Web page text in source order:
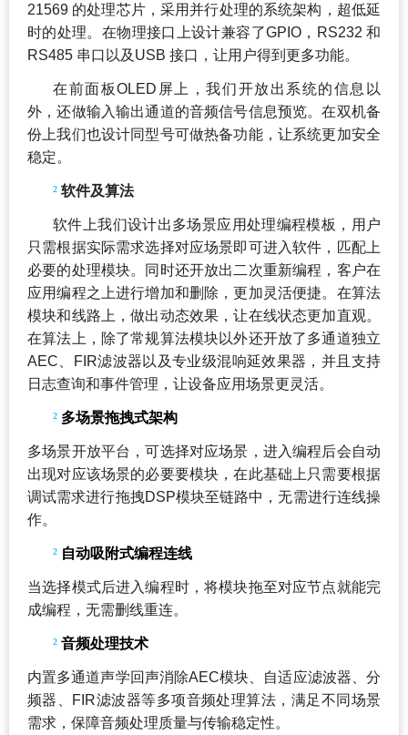
21569 的处理芯片，采用并行处理的系统架构，超低延
时的处理。在物理接口上设计兼容了GPIO，RS232 和
RS485 串口以及USB 接口，让用户得到更多功能。
在前面板OLED屏上，我们开放出系统的信息以
外，还做输入输出通道的音频信号信息预览。在双机备
份上我们也设计同型号可做热备功能，让系统更加安全
稳定。
² 软件及算法
软件上我们设计出多场景应用处理编程模板，用户
只需根据实际需求选择对应场景即可进入软件，匹配上
必要的处理模块。同时还开放出二次重新编程，客户在
应用编程之上进行增加和删除，更加灵活便捷。在算法
模块和线路上，做出动态效果，让在线状态更加直观。
在算法上，除了常规算法模块以外还开放了多通道独立
AEC、FIR滤波器以及专业级混响延效果器，并且支持
日志查询和事件管理，让设备应用场景更灵活。
² 多场景拖拽式架构
多场景开放平台，可选择对应场景，进入编程后会自动
出现对应该场景的必要要模块，在此基础上只需要根据
调试需求进行拖拽DSP模块至链路中，无需进行连线操
作。
² 自动吸附式编程连线
当选择模式后进入编程时，将模块拖至对应节点就能完
成编程，无需删线重连。
² 音频处理技术
内置多通道声学回声消除AEC模块、自适应滤波器、分
频器、FIR滤波器等多项音频处理算法，满足不同场景
需求，保障音频处理质量与传输稳定性。